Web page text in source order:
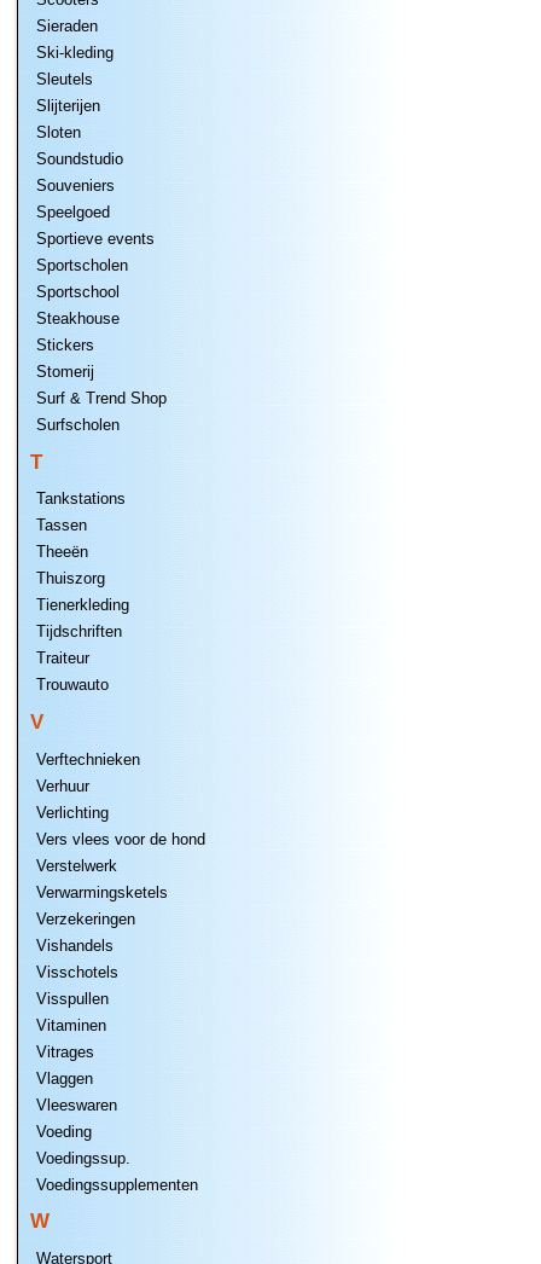
Sieraden
Ski-kleding
Sleutels
Slijterijen
Sloten
Soundstudio
Souveniers
Speelgoed
Sportieve events
Sportscholen
Sportschool
Steakhouse
Stickers
Stomerij
Surf & Trend Shop
Surfscholen
T
Tankstations
Tassen
Theeën
Thuiszorg
Tienerkleding
Tijdschriften
Traiteur
Trouwauto
V
Verftechnieken
Verhuur
Verlichting
Vers vlees voor de hond
Verstelwerk
Verwarmingsketels
Verzekeringen
Vishandels
Visschotels
Visspullen
Vitaminen
Vitrages
Vlaggen
Vleeswaren
Voeding
Voedingssup.
Voedingssupplementen
W
Watersport